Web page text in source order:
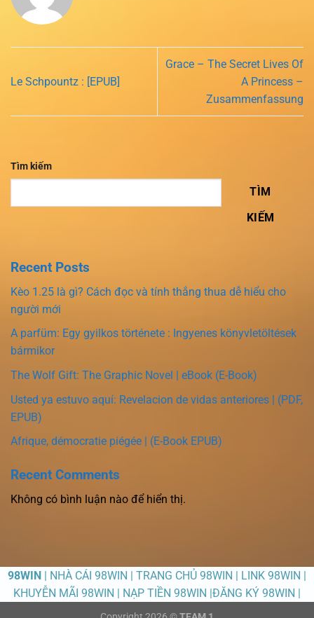
Le Schpountz : [EPUB]
Grace – The Secret Lives Of
A Princess –
Zusammenfassung
Tìm kiếm
TÌM
KIẾM
Recent Posts
Kèo 1.25 là gì? Cách đọc và tính thắng thua dễ hiểu cho
người mới
A parfüm: Egy gyilkos története : Ingyenes könyvletöltések
bármikor
The Wolf Gift: The Graphic Novel | eBook (E-Book)
Usted ya estuvo aquí: Revelacion de vidas anteriores | (PDF,
EPUB)
Afrique, démocratie piégée | (E-Book EPUB)
Recent Comments
Không có bình luận nào để hiển thị.
98WIN | NHÀ CÁI 98WIN | TRANG CHỦ 98WIN | LINK 98WIN |
KHUYỄN MÃI 98WIN | NẠP TIỀN 98WIN |ĐĂNG KÝ 98WIN |